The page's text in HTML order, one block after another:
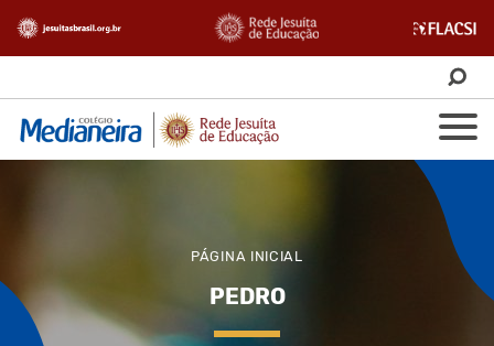
PÁGINA INICIAL
PEDRO